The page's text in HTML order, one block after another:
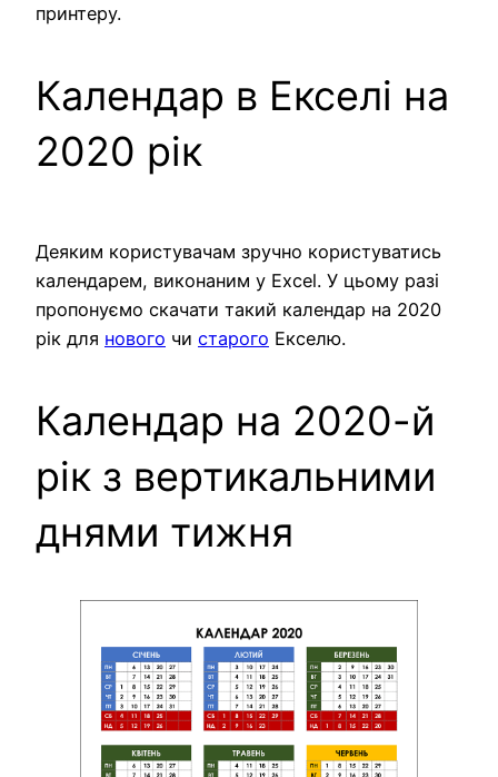
принтеру.
Календар в Екселі на
2020 рік
Деяким користувачам зручно користуватись
календарем, виконаним у Excel. У цьому разі
пропонуємо скачати такий календар на 2020
рік для нового чи старого Екселю.
Календар на 2020-й
рік з вертикальними
днями тижня